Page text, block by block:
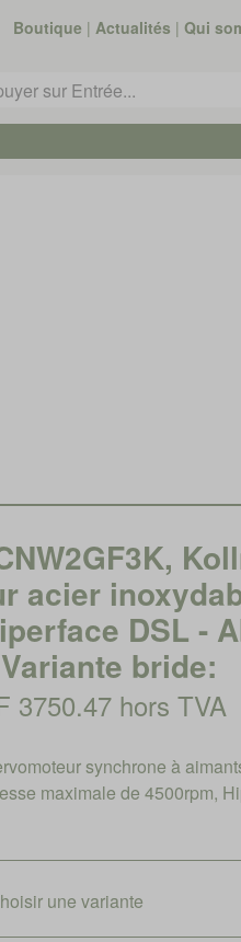
Boutique | Actualités | Qui
acier
DSL -
bride:
3750.47 hors TVA
synchrone à
maximale de 4500rpm,
une variante